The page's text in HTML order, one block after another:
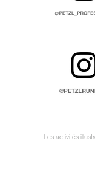
Les activités